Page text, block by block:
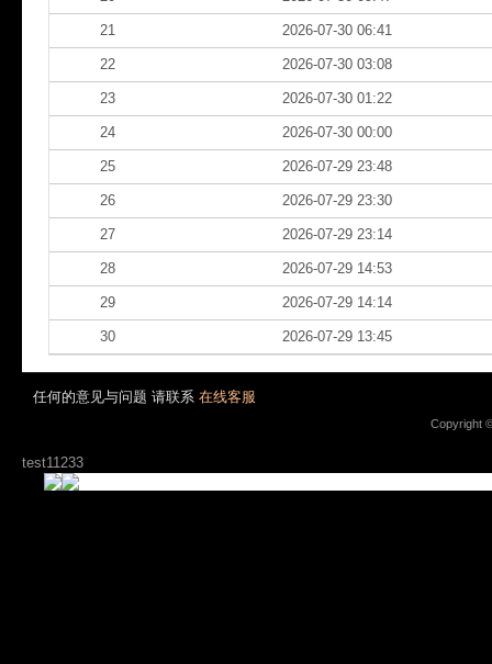
21 2026-07-30 06:41
22 2026-07-30 03:08
23 2026-07-30 01:22
24 2026-07-30 00:00
25 2026-07-29 23:48
26 2026-07-29 23:30
27 2026-07-29 23:14
28 2026-07-29 14:53
29 2026-07-29 14:14
30 2026-07-29 13:45
任何的意见与问题 请联系 在线客服
Copyright
test11233